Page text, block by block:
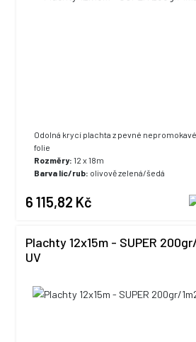
Odolná krycí plachta z pevné
folie
Rozměry: 12 x 18m
Barva líc/rub: olivově zelená/šedá
6 115,82 Kč
Plachty 12x15m - SUPER
UV